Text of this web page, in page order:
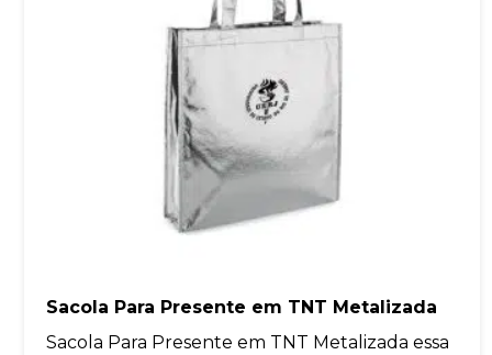
Sacola Para Presente em TNT Metalizada
Sacola Para Presente em TNT Metalizada essa